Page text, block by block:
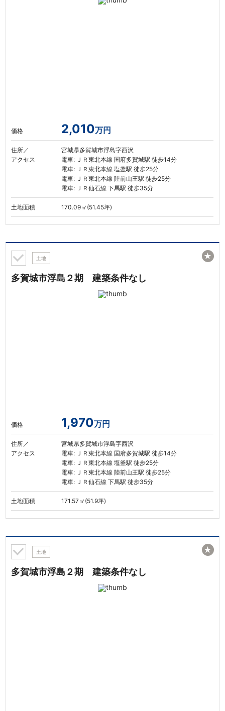
価格 2,010万円
住所／
アクセス
宮城県多賀城市浮島字西沢
電車: ＪＲ東北本線 国府多賀城駅 徒歩14分
電車: ＪＲ東北本線 塩釜駅 徒歩25分
電車: ＪＲ東北本線 陸前山王駅 徒歩25分
電車: ＪＲ仙石線 下馬駅 徒歩35分
土地面積 170.09㎡(51.45坪)
土地
多賀城市浮島２期 建築条件なし
価格 1,970万円
住所／
アクセス
宮城県多賀城市浮島字西沢
電車: ＪＲ東北本線 国府多賀城駅 徒歩14分
電車: ＪＲ東北本線 塩釜駅 徒歩25分
電車: ＪＲ東北本線 陸前山王駅 徒歩25分
電車: ＪＲ仙石線 下馬駅 徒歩35分
土地面積 171.57㎡(51.9坪)
★
土地
多賀城市浮島２期 建築条件なし
★